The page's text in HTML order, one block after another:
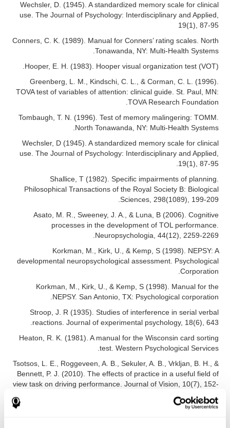
Wechsler, D. (1945). A standardized memory scale for clinical
use. The Journal of Psychology: Interdisciplinary and Applied,
19(1), 87-95
Conners, C. K. (1989). Manual for Conners’ rating scales. North
Tonawanda, NY: Multi-Health Systems.
Hooper, E. H. (1983). Hooper visual organization test (VOT).
Greenberg, L. M., Kindschi, C. L., & Corman, C. L. (1996).
TOVA test of variables of attention: clinical guide. St. Paul, MN:
TOVA Research Foundation.
Tombaugh, T. N. (1996). Test of memory malingering: TOMM.
North Tonawanda, NY: Multi-Health Systems.
Wechsler, D (1945). A standardized memory scale for clinical
use. The Journal of Psychology: Interdisciplinary and Applied,
19(1), 87-95.
Shallice, T (1982). Specific impairments of planning.
Philosophical Transactions of the Royal Society B: Biological
Sciences, 298(1089), 199-209.
Asato, M. R., Sweeney, J. A., & Luna, B (2006). Cognitive
processes in the development of TOL performance.
Neuropsychologia, 44(12), 2259-2269.
Korkman, M., Kirk, U., & Kemp, S (1998). NEPSY: A
developmental neuropsychological assessment. Psychological
Corporation.
Korkman, M., Kirk, U., & Kemp, S (1998). Manual for the
NEPSY. San Antonio, TX: Psychological corporation.
Stroop, J. R (1935). Studies of interference in serial verbal
reactions. Journal of experimental psychology, 18(6), 643.
Heaton, R. K. (1981). A manual for the Wisconsin card sorting
test. Western Psychological Services.
Tsotsos, L. E., Roggeveen, A. B., Sekuler, A. B., Vrkljan, B. H., &
Bennett, P. J. (2010). The effects of practice in a useful field of
view task on driving performance. Journal of Vision, 10(7), 152-
Tsotsos, L. E., Roggeveen, A. B., Sekuler, A. B., Vrkljan, B. H., &